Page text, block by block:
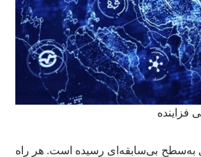
فزاینده
به‌سطح بی‌سابقه‌ای رسیده است. هر راه